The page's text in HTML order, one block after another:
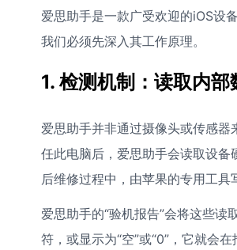
爱思助手是一款广受欢迎的iOS设
我们必须先深入其工作原理。
1. 检测机制：读取内
爱思助手并非通过摄像头或传感器
任此电脑后，爱思助手会读取设
后维修过程中，由苹果的专用工具
爱思助手的“验机报告”会将这些
符，或显示为“空”或“0”，它就会在